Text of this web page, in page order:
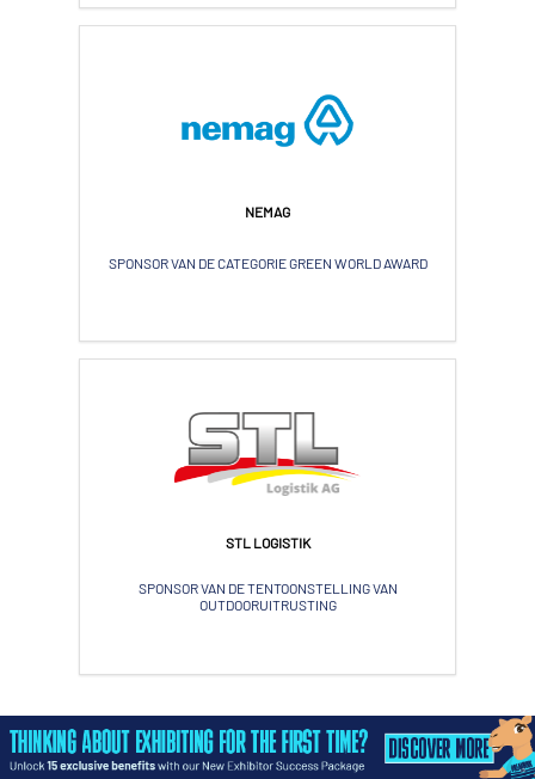
NEMAG
SPONSOR VAN DE CATEGORIE GREEN WORLD AWARD
STL LOGISTIK
SPONSOR VAN DE TENTOONSTELLING VAN
OUTDOORUITRUSTING